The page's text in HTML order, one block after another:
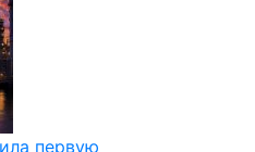
первую